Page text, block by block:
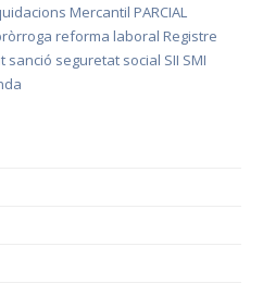
Mercantil PARCIAL
reforma laboral Registre
sanció seguretat social SII SMI